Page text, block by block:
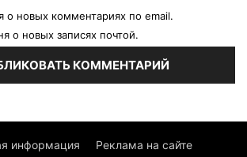
о новых комментариях по email.
о новых записях почтой.
информация Реклама на сайте